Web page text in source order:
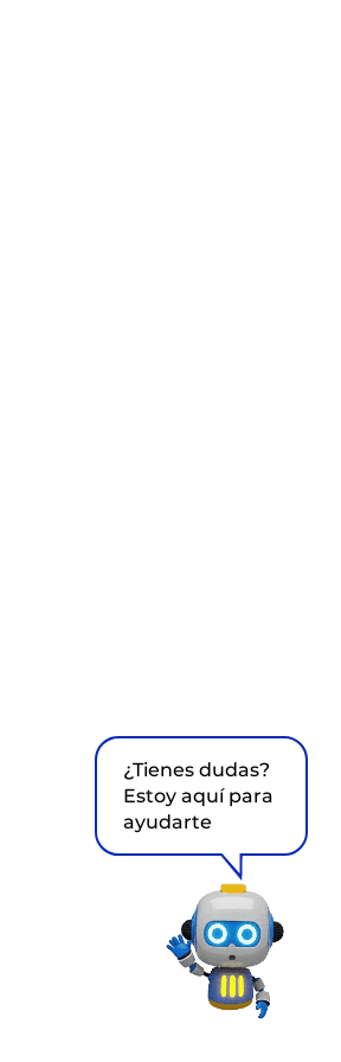
¿Tienes dudas?
Estoy aquí para
ayudarte